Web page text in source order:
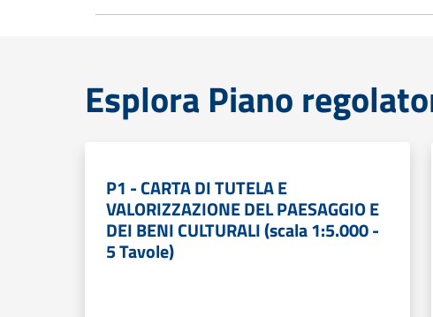
Esplora Piano
P1 - CARTA DI TUTELA E
VALORIZZAZIONE DEL PAESAGGIO E
DEI BENI CULTURALI (scala 1:5.000 -
5 Tavole)